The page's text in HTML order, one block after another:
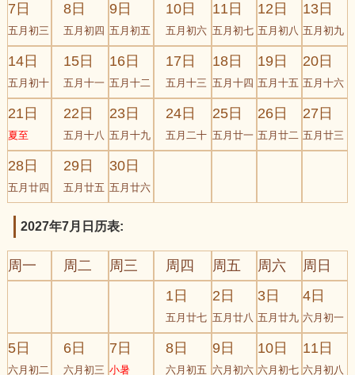
7日
五月初三
8日
五月初四
9日
五月初五
10日
五月初六
11日
五月初七
12日
五月初八
13日
五月初九
14日
五月初十
15日
五月十一
16日
五月十二
17日
五月十三
18日
五月十四
19日
五月十五
20日
五月十六
21日
夏至
22日
五月十八
23日
五月十九
24日
五月二十
25日
五月廿一
26日
五月廿二
27日
五月廿三
28日
五月廿四
29日
五月廿五
30日
五月廿六
2027年7月日历表:
周一 周二 周三 周四 周五 周六
周日
1日
五月廿七
2日
五月廿八
3日
五月廿九
4日
六月初一
5日
六月初二
6日
六月初三
7日
小暑
8日
六月初五
9日
六月初六
10日
六月初七
11日
六月初八